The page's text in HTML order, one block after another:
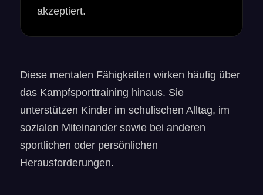
akzeptiert.
Diese mentalen Fähigkeiten wirken häufig über
das Kampfsporttraining hinaus. Sie
unterstützen Kinder im schulischen Alltag, im
sozialen Miteinander sowie bei anderen
sportlichen oder persönlichen
Herausforderungen.